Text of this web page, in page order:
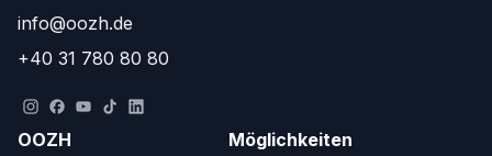
info@oozh.de
+40 31 780 80 80
OOZH Möglichkeiten